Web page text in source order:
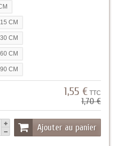
15 CM
30 CM
60 CM
90 CM
1,55 € TTC
1,70 €
Ajouter au panier